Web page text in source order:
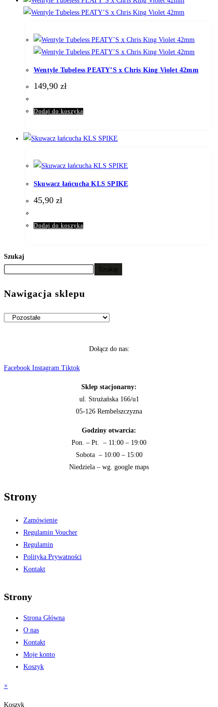
Wentyle Tubeless PEATY’S x Chris King Violet 42mm
149,90 zł
Dodaj do koszyka
Skuwacz łańcucha KLS SPIKE
45,90 zł
Dodaj do koszyka
Szukaj
Szukaj
Nawigacja sklepu
Dołącz do nas:
Facebook Instagram Tiktok
Sklep stacjonarny:
ul. Strużańska 166/u1
05-126 Rembelszczyzna
Godziny otwarcia:
Pon. – Pt. – 11:00 – 19:00
Sobota – 10:00 – 15:00
Niedziela – wg. google maps
Strony
Zamówienie
Regulamin Voucher
Regulamin
Polityka Prywatności
Kontakt
Strony
Strona Główna
O nas
Kontakt
Moje konto
Koszyk
×
Koszyk